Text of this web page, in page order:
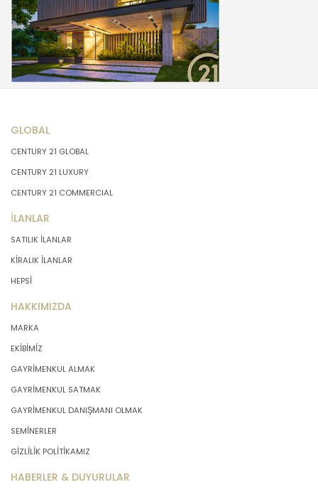
GLOBAL
CENTURY 21 GLOBAL
CENTURY 21 LUXURY
CENTURY 21 COMMERCIAL
İLANLAR
SATILIK İLANLAR
KİRALIK İLANLAR
HEPSİ
HAKKIMIZDA
MARKA
EKİBİMİZ
GAYRİMENKUL ALMAK
GAYRİMENKUL SATMAK
GAYRİMENKUL DANIŞMANI OLMAK
SEMİNERLER
GİZLİLİK POLİTİKAMIZ
HABERLER & DUYURULAR